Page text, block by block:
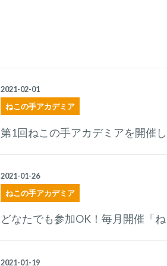
ねこの手アカデミア
2021-02-01
第1回ねこの手アカデミアを開催し
ねこの手アカデミア
2021-01-26
どなたでも参加OK！毎月開催「
2021-01-19